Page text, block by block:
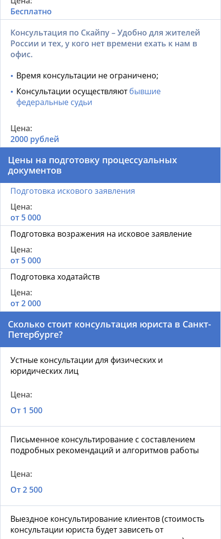
Бесплатно
Консультация по Скайпу – Удобно для жителей
России и тех, у кого нет времени ехать к нам в
офис.
Время консультации не ограничено;
Консультации осуществляютбывшие
федеральные судьи
2000 рублей
Цены на подготовку процессуальных
документов
Подготовка искового заявления
от 5 000
Подготовка возражения на исковое заявление
от 5 000
Подготовка ходатайств
от 2 000
Сколько стоит консультация юриста в Санкт-
Петербурге?
Устные консультации для физических и
юридических лиц
От 1 500
Письменное консультирование с составлением
подробных рекомендаций и алгоритмов работы
От 2 500
Выездное консультирование клиентов (стоимость
консультации юриста будет зависеть от